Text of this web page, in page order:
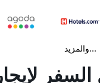
...والمزيد